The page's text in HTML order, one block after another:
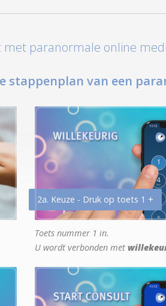
met paranormale online
stappenplan van een
2a. Keuze - Druk op toets 1 +
Toets nummer 1 in.
U wordt verbonden met